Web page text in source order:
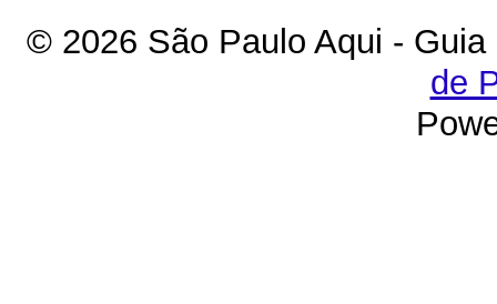
© 2026 São Paulo Aqui -
de